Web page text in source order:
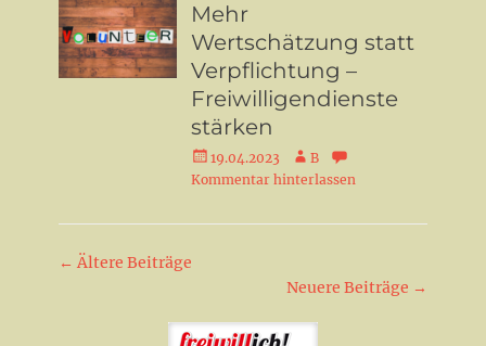
Mehr
Wertschätzung statt
Verpflichtung –
Freiwilligendienste
stärken
Veröffentlicht
am
19.04.2023 Autor
B
Kommentar hinterlassen
Beitrag-
← Ältere Beiträge
Neuere Beiträge →